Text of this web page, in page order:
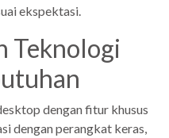
ekspektasi.
Teknologi
dengan fitur khusus
dengan perangkat keras,